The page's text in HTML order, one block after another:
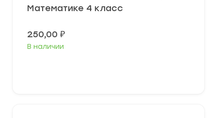
Математике 4 класс
250,00 ₽
В наличии